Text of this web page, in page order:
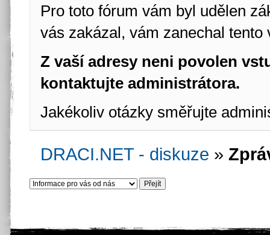
Pro toto fórum vám byl udělen
vás zakázal, vám zanechal tento
Z vaší adresy neni povolen
kontaktujte administrátora.
Jakékoliv otázky směřujte
DRACI.NET - diskuze »